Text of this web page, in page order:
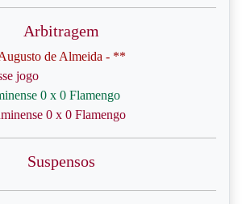
Arbitragem
de Almeida - **
jogo
0 x 0 Flamengo
0 x 0 Flamengo
Suspensos